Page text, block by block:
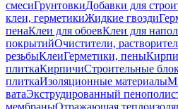
смесиГрунтовкиДобавки для
клеи, герметикиЖидкие гвозди
пенаКлеи для обоевКлеи для
покрытийОчистители,
резьбыКлеиГерметики, пены
плиткаКирпичиСтроительные
плиткаИзоляционные материалы
ватаЭкструдированный
мембраныОтражающая